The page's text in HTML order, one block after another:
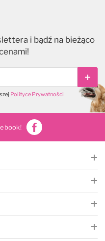
i bądź na bieżąco
Polityce Prywatności